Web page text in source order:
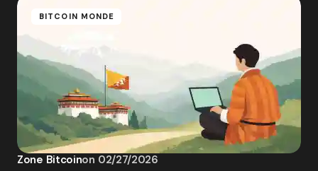
BITCOIN MONDE
Zone Bitcoinon 02/27/2026